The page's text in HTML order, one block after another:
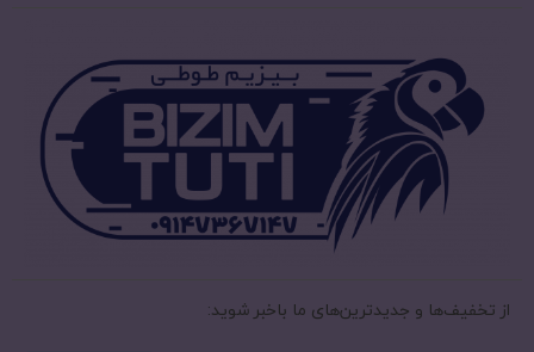
از تخفیف‌ها و جدیدترین‌های ما‌ باخبر شوید: